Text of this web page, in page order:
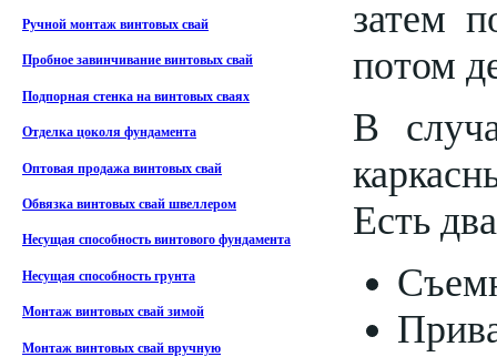
Ручной монтаж винтовых свай
Пробное завинчивание винтовых свай
Подпорная стенка на винтовых сваях
Отделка цоколя фундамента
Оптовая продажа винтовых свай
Обвязка винтовых свай швеллером
Несущая способность винтового фундамента
Несущая способность грунта
Монтаж винтовых свай зимой
Монтаж винтовых свай вручную
затем
потом
В
Есть